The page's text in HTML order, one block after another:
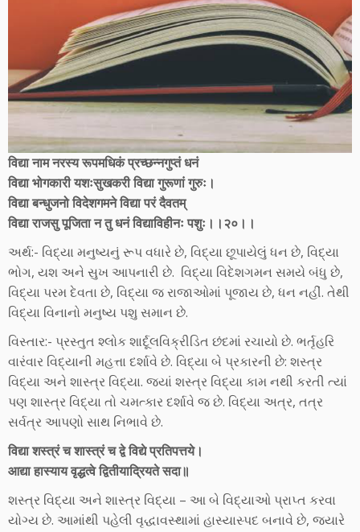
विद्या नाम नरस्य रूपमधिकं प्रच्छन्नगुप्तं धनं
विद्या भोगकारी यशःसुखकरी विद्या गुरूणां गुरुः।
विद्या बन्धुजनो विदेशगमने विद्या परं दैवतम्
विद्या राजसु पूजिता न तु धनं विद्याविहीनः पशुः।।२०।।
અર્થ:- વિદ્યા મનુષ્યનું રૂપ વધારે છે, વિદ્યા છૂપાયેલું ધન છે, વિદ્યા
ભોગ, યશ અને સુખ આપનારી છે. વિદ્યા વિદેશગમન સમયે બંધુ છે,
વિદ્યા પરમ દેવતા છે, વિદ્યા જ રાજાઓમાં પૂજાય છે, ધન નહીં. તેથી
વિદ્યા વિનાનો મનુષ્ય પશુ સમાન છે.
વિસ્તાર:- પ્રસ્તુત શ્લોક શાર્દૂલવિક્રીડિત છંદમાં રચાયો છે. ભર્તૃહરિ
વારંવાર વિદ્યાની મહત્તા દર્શાવે છે. વિદ્યા બે પ્રકારની છે: શસ્ત્ર
વિદ્યા અને શાસ્ત્ર વિદ્યા. જ્યાં શસ્ત્ર વિદ્યા કામ નથી કરતી ત્યાં
પણ શાસ્ત્ર વિદ્યા તો ચમત્કાર દર્શાવે જ છે. વિદ્યા અત્ર, તત્ર
સર્વત્ર આપણો સાથ નિભાવે છે.
विद्या शस्त्रं च शास्त्रं च द्वे विद्ये प्रतिपत्तये।
आद्या हास्याय वृद्धत्वे द्वितीयाद्रियते सदा॥
શસ્ત્ર વિદ્યા અને શાસ્ત્ર વિદ્યા – આ બે વિદ્યાઓ પ્રાપ્ત કરવા
યોગ્ય છે. આમાંથી પહેલી વૃદ્ધાવસ્થામાં હાસ્યાસ્પદ બનાવે છે, જ્યારે